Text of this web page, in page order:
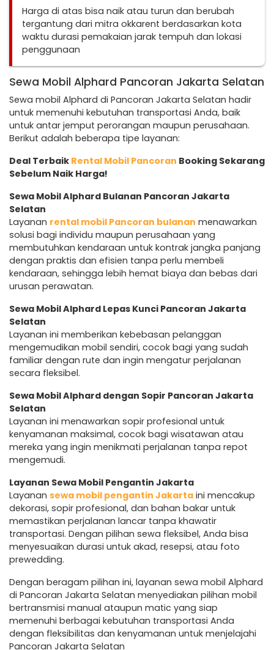
Harga di atas bisa naik atau turun dan berubah
tergantung dari mitra okkarent berdasarkan kota
waktu durasi pemakaian jarak tempuh dan lokasi
penggunaan
Sewa Mobil Alphard Pancoran Jakarta Selatan
Sewa mobil Alphard di Pancoran Jakarta Selatan hadir
untuk memenuhi kebutuhan transportasi Anda, baik
untuk antar jemput perorangan maupun perusahaan.
Berikut adalah beberapa tipe layanan:
Deal Terbaik Rental Mobil Pancoran Booking Sekarang
Sebelum Naik Harga!
Sewa Mobil Alphard Bulanan Pancoran Jakarta
Selatan
Layanan rental mobil Pancoran bulanan menawarkan
solusi bagi individu maupun perusahaan yang
membutuhkan kendaraan untuk kontrak jangka panjang
dengan praktis dan efisien tanpa perlu membeli
kendaraan, sehingga lebih hemat biaya dan bebas dari
urusan perawatan.
Sewa Mobil Alphard Lepas Kunci Pancoran Jakarta
Selatan
Layanan ini memberikan kebebasan pelanggan
mengemudikan mobil sendiri, cocok bagi yang sudah
familiar dengan rute dan ingin mengatur perjalanan
secara fleksibel.
Sewa Mobil Alphard dengan Sopir Pancoran Jakarta
Selatan
Layanan ini menawarkan sopir profesional untuk
kenyamanan maksimal, cocok bagi wisatawan atau
mereka yang ingin menikmati perjalanan tanpa repot
mengemudi.
Layanan Sewa Mobil Pengantin Jakarta
Layanan sewa mobil pengantin Jakarta ini mencakup
dekorasi, sopir profesional, dan bahan bakar untuk
memastikan perjalanan lancar tanpa khawatir
transportasi. Dengan pilihan sewa fleksibel, Anda bisa
menyesuaikan durasi untuk akad, resepsi, atau foto
prewedding.
Dengan beragam pilihan ini, layanan sewa mobil Alphard
di Pancoran Jakarta Selatan menyediakan pilihan mobil
bertransmisi manual ataupun matic yang siap
memenuhi berbagai kebutuhan transportasi Anda
dengan fleksibilitas dan kenyamanan untuk menjelajahi
Pancoran Jakarta Selatan